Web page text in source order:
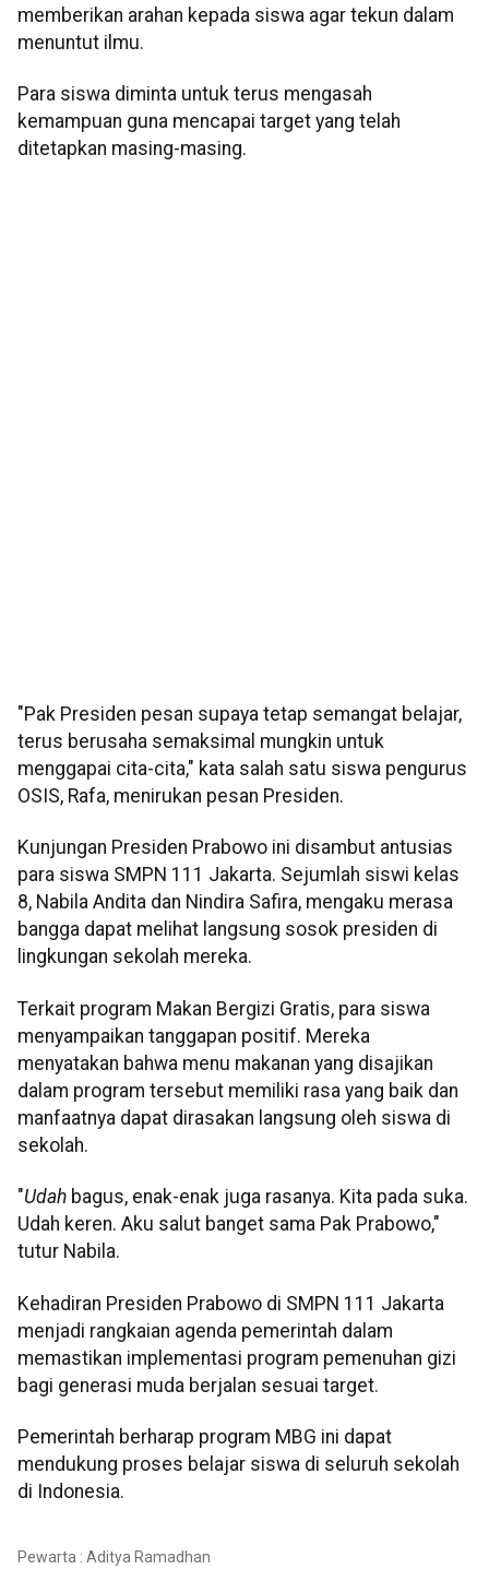
memberikan arahan kepada siswa agar tekun dalam
menuntut ilmu.
Para siswa diminta untuk terus mengasah
kemampuan guna mencapai target yang telah
ditetapkan masing-masing.
"Pak Presiden pesan supaya tetap semangat belajar,
terus berusaha semaksimal mungkin untuk
menggapai cita-cita," kata salah satu siswa pengurus
OSIS, Rafa, menirukan pesan Presiden.
Kunjungan Presiden Prabowo ini disambut antusias
para siswa SMPN 111 Jakarta. Sejumlah siswi kelas
8, Nabila Andita dan Nindira Safira, mengaku merasa
bangga dapat melihat langsung sosok presiden di
lingkungan sekolah mereka.
Terkait program Makan Bergizi Gratis, para siswa
menyampaikan tanggapan positif. Mereka
menyatakan bahwa menu makanan yang disajikan
dalam program tersebut memiliki rasa yang baik dan
manfaatnya dapat dirasakan langsung oleh siswa di
sekolah.
"Udah bagus, enak-enak juga rasanya. Kita pada suka.
Udah keren. Aku salut banget sama Pak Prabowo,"
tutur Nabila.
Kehadiran Presiden Prabowo di SMPN 111 Jakarta
menjadi rangkaian agenda pemerintah dalam
memastikan implementasi program pemenuhan gizi
bagi generasi muda berjalan sesuai target.
Pemerintah berharap program MBG ini dapat
mendukung proses belajar siswa di seluruh sekolah
di Indonesia.
Pewarta : Aditya Ramadhan